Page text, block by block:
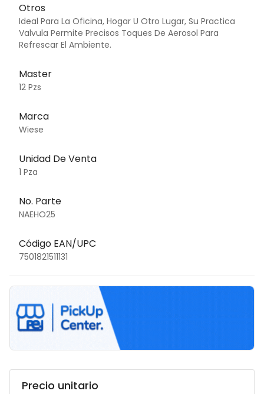
Otros
Ideal Para La Oficina, Hogar U Otro Lugar, Su Practica
Valvula Permite Precisos Toques De Aerosol Para
Refrescar El Ambiente.
Master
12 Pzs
Marca
Wiese
Unidad De Venta
1 Pza
No. Parte
NAEHO25
Código EAN/UPC
7501821511131
Precio unitario